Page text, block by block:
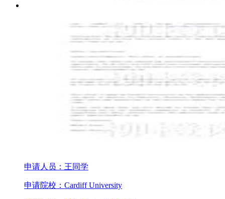
申请人员：王同学
申请院校：Cardiff University